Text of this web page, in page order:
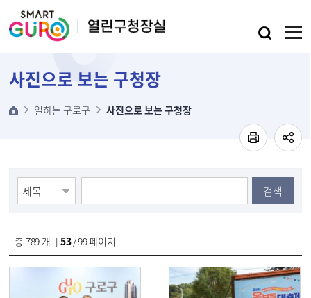
사진으로 보는 구청장
일하는 구로구 사진으로 보는 구청장
검색
총 789개 [53/ 99 페이지 ]